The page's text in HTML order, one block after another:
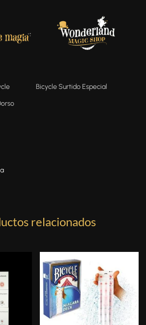
Bicycle Surtido Especial
relacionados